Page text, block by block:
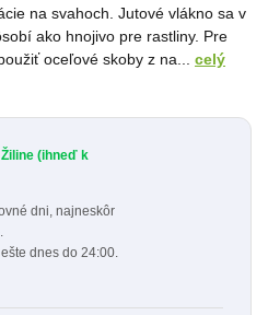
na svahoch. Jutové vlákno sa v
ako hnojivo pre rastliny. Pre
oceľové skoby z na... celý
(ihneď k
dni, najneskôr
dnes do 24:00.